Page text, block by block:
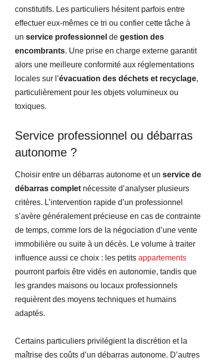
constitutifs. Les particuliers hésitent parfois entre
effectuer eux-mêmes ce tri ou confier cette tâche à
un service professionnel de gestion des
encombrants. Une prise en charge externe garantit
alors une meilleure conformité aux réglementations
locales sur l’évacuation des déchets et recyclage,
particulièrement pour les objets volumineux ou
toxiques.
Service professionnel ou débarras
autonome ?
Choisir entre un débarras autonome et un service de
débarras complet nécessite d’analyser plusieurs
critères. L’intervention rapide d’un professionnel
s’avère généralement précieuse en cas de contrainte
de temps, comme lors de la négociation d’une vente
immobilière ou suite à un décès. Le volume à traiter
influence aussi ce choix : les petits appartements
pourront parfois être vidés en autonomie, tandis que
les grandes maisons ou locaux professionnels
requièrent des moyens techniques et humains
adaptés.
Certains particuliers privilégient la discrétion et la
maîtrise des coûts d’un débarras autonome. D’autres